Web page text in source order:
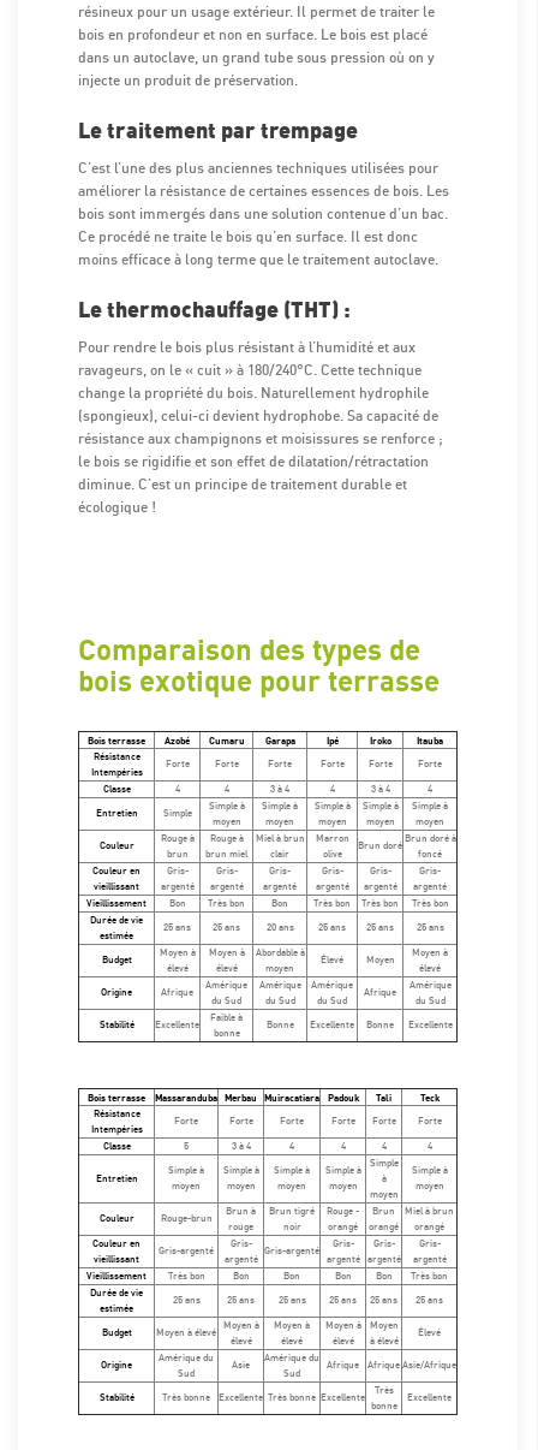
résineux pour un usage extérieur. Il permet de traiter le
bois en profondeur et non en surface. Le bois est placé
dans un autoclave, un grand tube sous pression où on y
injecte un produit de préservation.
Le traitement par trempage
C’est l’une des plus anciennes techniques utilisées pour
améliorer la résistance de certaines essences de bois. Les
bois sont immergés dans une solution contenue d’un bac.
Ce procédé ne traite le bois qu’en surface. Il est donc
moins efficace à long terme que le traitement autoclave.
Le thermochauffage (THT) :
Pour rendre le bois plus résistant à l’humidité et aux
ravageurs, on le « cuit » à 180/240°C. Cette technique
change la propriété du bois. Naturellement hydrophile
(spongieux), celui-ci devient hydrophobe. Sa capacité de
résistance aux champignons et moisissures se renforce ;
le bois se rigidifie et son effet de dilatation/rétractation
diminue. C’est un principe de traitement durable et
écologique !
Comparaison des types de
bois exotique pour terrasse
Bois terrasse Azobé Cumaru Garapa Ipé Iroko Itauba
Résistance
Intempéries
Forte Forte Forte Forte Forte Forte
Classe 4 4 3 à 4 4 3 à 4
4
Entretien
Simple
Simple à
moyen
Simple à
moyen
Simple à
moyen
Simple à
moyen
Simple à
moyen
Couleur
Rouge à
brun
Rouge à
brun miel
Miel à brun
clair
Marron
olive
Brun doré
Brun doré à
foncé
Couleur en
vieillissant
Gris-
argenté
Gris-
argenté
Gris-
argenté
Gris-
argenté
Gris-
argenté
Gris-
argenté
Vieillissement
Bon Très bon Bon Très bon Très bon
Très bon
Durée de vie
estimée
25 ans 25 ans 20 ans 25 ans 25 ans 25 ans
Budget
Moyen à
élevé
Moyen à
élevé
Abordable à
moyen
Élevé Moyen
Moyen à
élevé
Origine
Afrique
Amérique
du Sud
Amérique
du Sud
Amérique
du Sud
Afrique
Amérique
du Sud
Stabilité
Excellente
Faible à
bonne
Bonne Excellente Bonne Excellente
Bois terrasse Massaranduba Merbau Muiracatiara Padouk Tali Teck
Résistance
Intempéries
Forte Forte Forte Forte Forte Forte
Classe 5 3 à 4 4 4 4 4
Entretien
Simple à
moyen
Simple à
moyen
Simple à
moyen
Simple à
moyen
Simple
à
moyen
Simple à
moyen
Couleur Rouge-brun
Brun à
rouge
Brun tigré
noir
Rouge -
orangé
Brun
orangé
Miel à brun
orangé
Couleur en
vieillissant
Gris-argenté
Gris-
argenté
Gris-argenté
Gris-
argenté
Gris-
argenté
Gris-
argenté
Vieillissement
Très bon Bon Bon Bon Bon
Très bon
Durée de vie
estimée
25 ans 25 ans 25 ans 25 ans 25 ans 25 ans
Budget Moyen à élevé
Moyen à
élevé
Moyen à
élevé
Moyen à
élevé
Moyen
à élevé
Élevé
Origine
Amérique du
Sud
Asie
Amérique du
Sud
Afrique Afrique Asie/Afrique
Stabilité Très bonne Excellente Très bonne Excellente
Très
bonne
Excellente